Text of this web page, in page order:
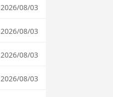
2026/08/03
2026/08/03
2026/08/03
2026/08/03